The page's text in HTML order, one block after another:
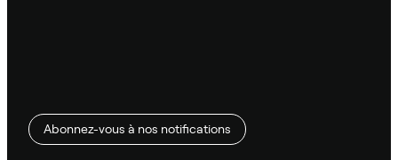
Abonnez-vous à nos notifications